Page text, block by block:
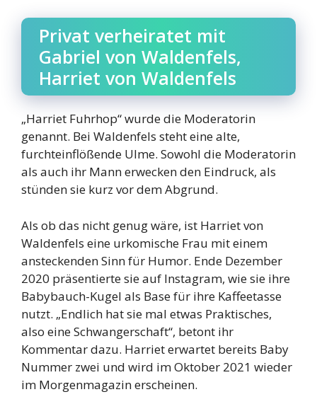
Privat verheiratet mit
Gabriel von Waldenfels,
Harriet von Waldenfels
„Harriet Fuhrhop“ wurde die Moderatorin
genannt. Bei Waldenfels steht eine alte,
furchteinflößende Ulme. Sowohl die Moderatorin
als auch ihr Mann erwecken den Eindruck, als
stünden sie kurz vor dem Abgrund.
Als ob das nicht genug wäre, ist Harriet von
Waldenfels eine urkomische Frau mit einem
ansteckenden Sinn für Humor. Ende Dezember
2020 präsentierte sie auf Instagram, wie sie ihre
Babybauch-Kugel als Base für ihre Kaffeetasse
nutzt. „Endlich hat sie mal etwas Praktisches,
also eine Schwangerschaft“, betont ihr
Kommentar dazu. Harriet erwartet bereits Baby
Nummer zwei und wird im Oktober 2021 wieder
im Morgenmagazin erscheinen.